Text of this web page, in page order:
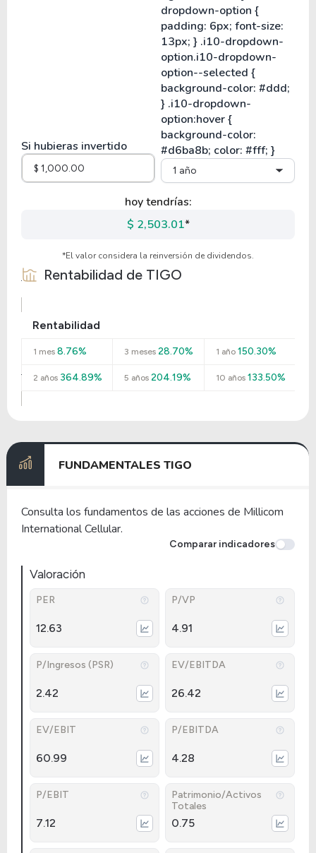
Si hubieras invertido
1 año
hoy tendrías:
$ 2,503.01*
*El valor considera la reinversión de dividendos.
Rentabilidad de TIGO
Rentabilidad
1 mes 8.76% 3 meses 28.70% 1 año150.30%
2 años 364.89% 5 años 204.19% 10 años133.50%
FUNDAMENTALES TIGO
Consulta los fundamentos de las acciones de Millicom
International Cellular.
Comparar indicadores
Valoración
PER
12.63
P/VP
4.91
P/Ingresos (PSR)
2.42
EV/EBITDA
26.42
EV/EBIT
60.99
P/EBITDA
4.28
P/EBIT
7.12
Patrimonio/Activos
Totales
0.75